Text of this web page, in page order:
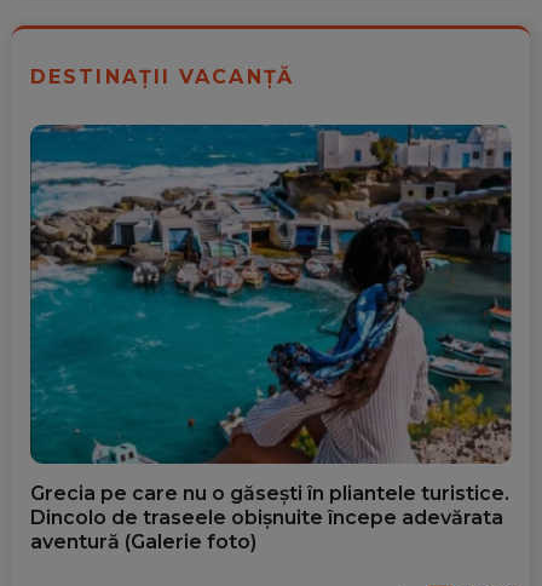
DESTINAȚII VACANȚĂ
Grecia pe care nu o găsești în pliantele turistice.
Dincolo de traseele obișnuite începe adevărata
aventură (Galerie foto)